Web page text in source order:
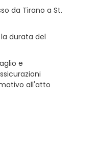
da Tirano a St.
durata del
e
all'atto